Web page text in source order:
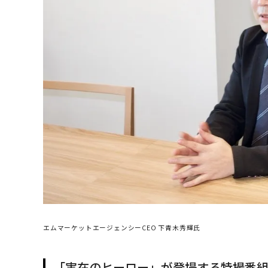
エムマーケットエージェンシーCEO 下青木秀輝氏